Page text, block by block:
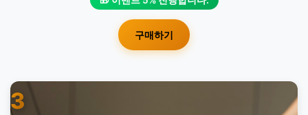
구매하기
3